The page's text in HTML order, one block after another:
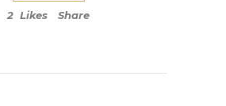
2 Likes Share